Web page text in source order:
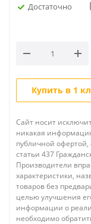
Достаточно
Купить в 1
Сайт носит
никакая
публичной
статьи 437
Производители
характеристики,
товаров без
целью улучшения
информации о
необходимо